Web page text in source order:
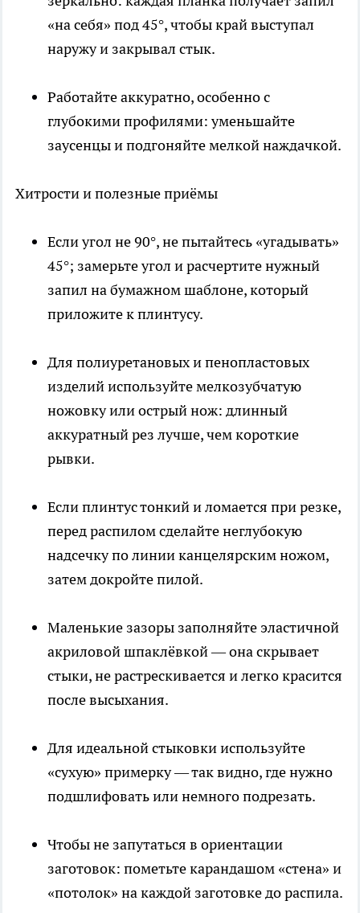
«на себя» под 45°, чтобы край выступал
наружу и закрывал стык.
Работайте аккуратно, особенно с
глубокими профилями: уменьшайте
заусенцы и подгоняйте мелкой наждачкой.
Хитрости и полезные приёмы
Если угол не 90°, не пытайтесь «угадывать»
45°; замерьте угол и расчертите нужный
запил на бумажном шаблоне, который
приложите к плинтусу.
Для полиуретановых и пенопластовых
изделий используйте мелкозубчатую
ножовку или острый нож: длинный
аккуратный рез лучше, чем короткие
рывки.
Если плинтус тонкий и ломается при резке,
перед распилом сделайте неглубокую
надсечку по линии канцелярским ножом,
затем докройте пилой.
Маленькие зазоры заполняйте эластичной
акриловой шпаклёвкой — она скрывает
стыки, не растрескивается и легко красится
после высыхания.
Для идеальной стыковки используйте
«сухую» примерку — так видно, где нужно
подшлифовать или немного подрезать.
Чтобы не запутаться в ориентации
заготовок: пометьте карандашом «стена» и
«потолок» на каждой заготовке до распила.